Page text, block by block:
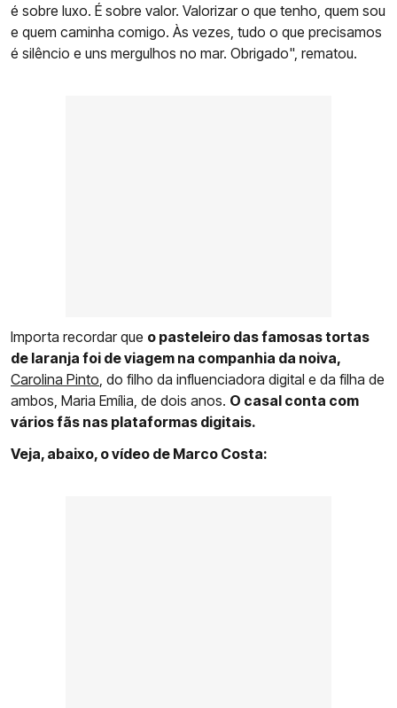
é sobre luxo. É sobre valor. Valorizar o que tenho, quem sou
e quem caminha comigo. Às vezes, tudo o que precisamos
é silêncio e uns mergulhos no mar. Obrigado", rematou.
Importa recordar que o pasteleiro das famosas tortas
de laranja foi de viagem na companhia da noiva,
Carolina Pinto , do filho da influenciadora digital e da filha de
ambos, Maria Emília, de dois anos. O casal conta com
vários fãs nas plataformas digitais.
Veja, abaixo, o vídeo de Marco Costa: